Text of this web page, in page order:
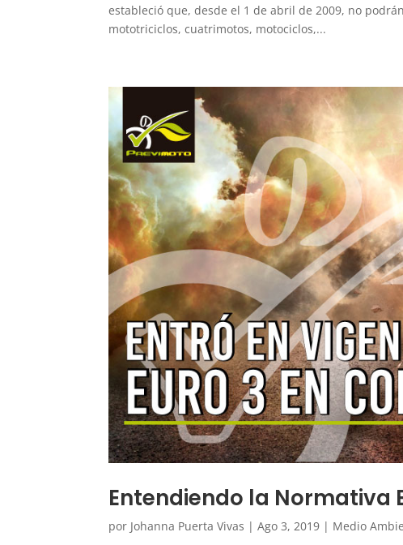
estableció que, desde el 1 de abril de 2009, no
mototriciclos, cuatrimotos, motociclos,...
Entendiendo la Normativa
por Johanna Puerta Vivas |Ago 3, 2019 | Medio